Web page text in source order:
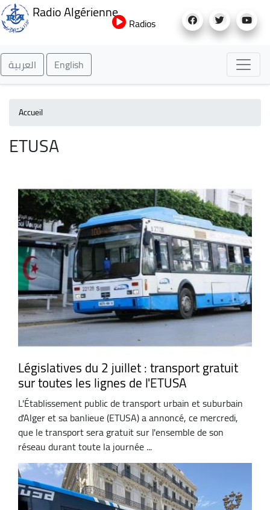
au
Radio Algérienne
Radios
العربية English
Accueil
ETUSA
Législatives du 2 juillet : transport gratuit
sur toutes les lignes de l'ETUSA
L'Établissement public de transport urbain et suburbain
d'Alger et sa banlieue (ETUSA) a annoncé, ce mercredi,
que le transport sera gratuit sur l'ensemble de son
réseau durant toute la journée ...